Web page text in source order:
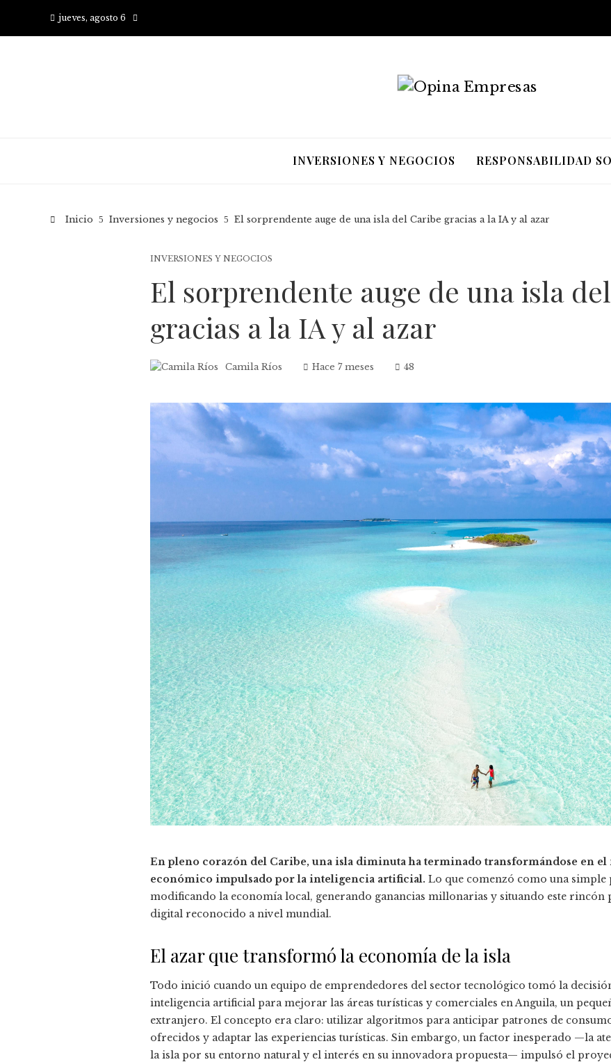
jueves, agosto 6
INVERSIONES Y NEGOCIOS RESPONSABILIDAD
Inicio Inversiones y negocios El sorprendente auge de una isla del Caribe gracias a la IA y al azar
INVERSIONES Y NEGOCIOS
El sorprendente auge de una isla
gracias a la IA y al azar
Camila Ríos Hace 7 meses 48
En pleno corazón del Caribe, una isla diminuta ha terminado transformándose en el
económico impulsado por la inteligencia artificial. Lo que comenzó como una
modificando la economía local, generando ganancias millonarias y situando este rincón
digital reconocido a nivel mundial.
El azar que transformó la economía de la isla
Todo inició cuando un equipo de emprendedores del sector tecnológico tomó la
inteligencia artificial para mejorar las áreas turísticas y comerciales en Anguila, un
extranjero. El concepto era claro: utilizar algoritmos para anticipar patrones de
ofrecidos y adaptar las experiencias turísticas. Sin embargo, un factor inesperado —la
la isla por su entorno natural y el interés en su innovadora propuesta— impulsó el